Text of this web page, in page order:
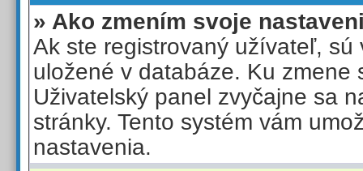
» Ako zmením svoje
Ak ste registrovaný užívateľ, sú
uložené v databáze. Ku zmene
Uživatelský panel zvyčajne sa
stránky. Tento systém vám
nastavenia.